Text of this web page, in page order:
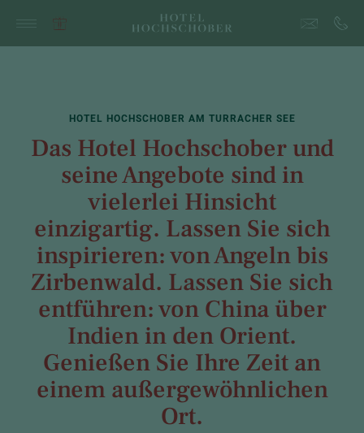
HOTEL HOCHSCHOBER AM TURRACHER SEE
Das Hotel Hochschober und
seine Angebote sind in
vielerlei Hinsicht
einzigartig. Lassen Sie sich
inspirieren: von Angeln bis
Zirbenwald. Lassen Sie sich
entführen: von China über
Indien in den Orient.
Genießen Sie Ihre Zeit an
einem außergewöhnlichen
Ort.